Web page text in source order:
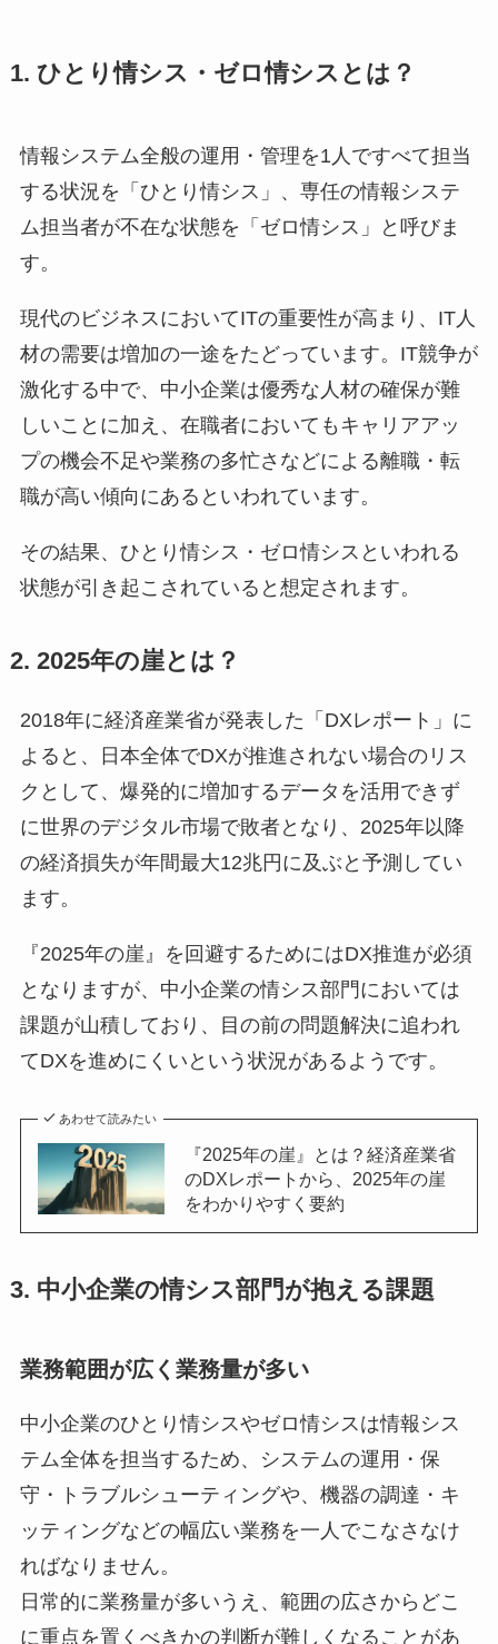
1. ひとり情シス・ゼロ情シスとは？
情報システム全般の運用・管理を1人ですべて担当
する状況を「ひとり情シス」、専任の情報システ
ム担当者が不在な状態を「ゼロ情シス」と呼びま
す。
現代のビジネスにおいてITの重要性が高まり、IT人
材の需要は増加の一途をたどっています。IT競争が
激化する中で、中小企業は優秀な人材の確保が難
しいことに加え、在職者においてもキャリアアッ
プの機会不足や業務の多忙さなどによる離職・転
職が高い傾向にあるといわれています。
その結果、ひとり情シス・ゼロ情シスといわれる
状態が引き起こされていると想定されます。
2. 2025年の崖とは？
2018年に経済産業省が発表した「DXレポート」に
よると、日本全体でDXが推進されない場合のリス
クとして、爆発的に増加するデータを活用できず
に世界のデジタル市場で敗者となり、2025年以降
の経済損失が年間最大12兆円に及ぶと予測してい
ます。
『2025年の崖』を回避するためにはDX推進が必須
となりますが、中小企業の情シス部門においては
課題が山積しており、目の前の問題解決に追われ
てDXを進めにくいという状況があるようです。
あわせて読みたい
『2025年の崖』とは？経済産業省
のDXレポートから、2025年の崖
をわかりやすく要約
3. 中小企業の情シス部門が抱える課題
業務範囲が広く業務量が多い
中小企業のひとり情シスやゼロ情シスは情報シス
テム全体を担当するため、システムの運用・保
守・トラブルシューティングや、機器の調達・キ
ッティングなどの幅広い業務を一人でこなさなけ
ればなりません。
日常的に業務量が多いうえ、範囲の広さからどこ
に重点を置くべきかの判断が難しくなることがあ